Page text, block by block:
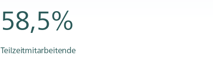
58,5%
Teilzeitmitarbeitende